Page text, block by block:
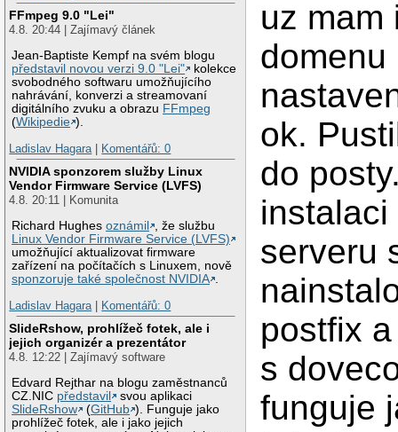
FFmpeg 9.0 "Lei"
4.8. 20:44 | Zajímavý článek
Jean-Baptiste Kempf na svém blogu
představil novou verzi 9.0 "Lei"
kolekce
svobodného softwaru umožňujícího
nahrávání, konverzi a streamovaní
digitálního zvuku a obrazu FFmpeg
(Wikipedie ).
Ladislav Hagara
Komentářů: 0
NVIDIA sponzorem služby Linux
Vendor Firmware Service (LVFS)
4.8. 20:11 | Komunita
Richard Hughesoznámil
, že službu
Linux Vendor Firmware Service (LVFS)
umožňující aktualizovat firmware
zařízení na počítačích s Linuxem, nově
sponzoruje také společnost NVIDIA .
Ladislav Hagara | Komentářů: 0
SlideRshow, prohlížeč fotek, ale i
jejich organizér a prezentátor
4.8. 12:22 | Zajímavý software
Edvard Rejthar na blogu zaměstnanců
CZ.NIC představil
svou aplikaci
SlideRshow
(GitHub ). Funguje jako
prohlížeč fotek, ale i jako jejich
uz mam
domenu
ok.
do
serveru
postfix
s
funguje